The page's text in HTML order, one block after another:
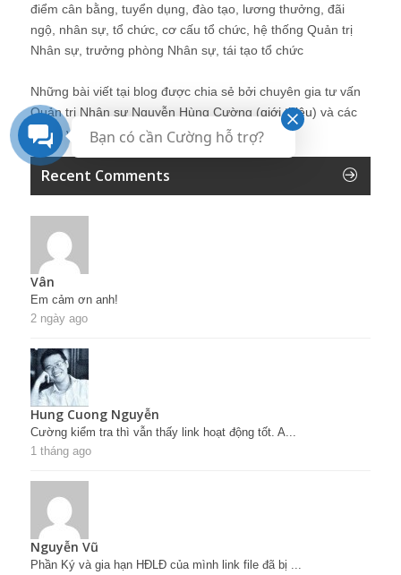
điểm cân bằng, tuyển dụng, đào tạo, lương thưởng, đãi
ngộ, nhân sự, tổ chức, cơ cấu tổ chức, hệ thống Quản trị
Nhân sự, trưởng phòng Nhân sự, tái tạo tổ chức
Những bài viết tại blog được chia sẻ bởi chuyên gia tư vấn
Quản trị Nhân sự Nguyễn Hùng Cường (giới thiệu) và các
thành viên khác trong cộng đồng Nhân sự.
Recent Comments
Vân
Em cảm ơn anh!
2 ngày ago
Hung Cuong Nguyễn
Cường kiểm tra thì vẫn thấy link hoạt động tốt. A...
1 tháng ago
Nguyễn Vũ
Phần Ký và gia hạn HĐLĐ của mình link file đã bị ...
Bạn có cần Cường hỗ trợ?